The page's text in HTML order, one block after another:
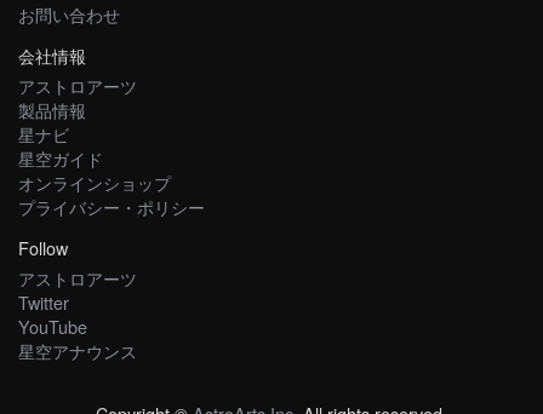
お問い合わせ
会社情報
アストロアーツ
製品情報
星ナビ
星空ガイド
オンラインショップ
プライバシー・ポリシー
Follow
アストロアーツ
Twitter
YouTube
星空アナウンス